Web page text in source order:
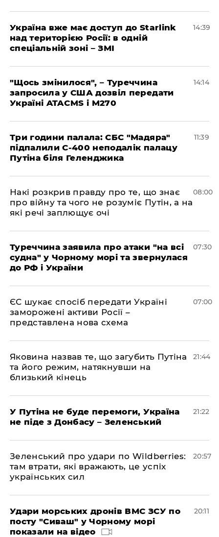
Україна вже має доступ до Starlink
над територією Росії: в одній
спеціальній зоні – ЗМІ
14:39
"Щось змінилося", – Туреччина
запросила у США дозвіл передати
Україні ATACMS і M270
14:14
Три години палала: СБС "Мадяра"
підпалили С-400 неподалік палацу
Путіна біля Геленджика
11:39
Накі розкрив правду про те, що знає
про війну та чого не розуміє Путін, а на
які речі заплющує очі
08:00
Туреччина заявила про атаки "на всі
судна" у Чорному морі та звернулася
до РФ і України
07:30
ЄС шукає спосіб передати Україні
заморожені активи Росії –
представлена ​​нова схема
07:00
Яковина назвав те, що загубить Путіна
та його режим, натякнувши на
близький кінець
21:44
У Путіна не буде перемоги, Україна
не піде з Донбасу – Зеленський
21:22
Зеленський про удари по Wildberries:
там втрати, які вражають, це успіх
українських сил
20:57
Удари морських дронів ВМС ЗСУ по
посту "Сиваш" у Чорному морі
показали на відео
20:11